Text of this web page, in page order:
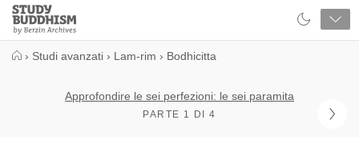
Close
Study
Buddhism
› Studi avanzati › Lam-rim › Bodhicitta
Approfondire le sei perfezioni: le sei paramita
PARTE 1 DI 4